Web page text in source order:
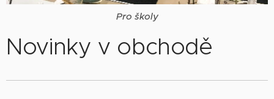
Pro školy
Novinky v obchodě